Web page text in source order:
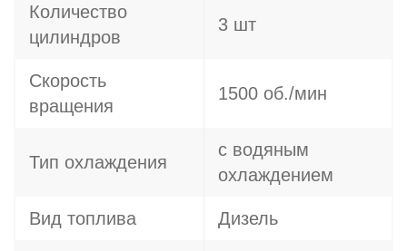
Количество
цилиндров
3 шт
Скорость
вращения
1500 об./мин
Тип охлаждения
с водяным
охлаждением
Вид топлива Дизель